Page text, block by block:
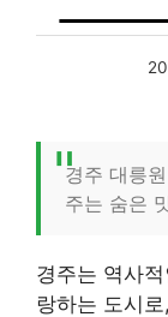
경주 대릉
주는 숨은
경주는 역사
랑하는 도시